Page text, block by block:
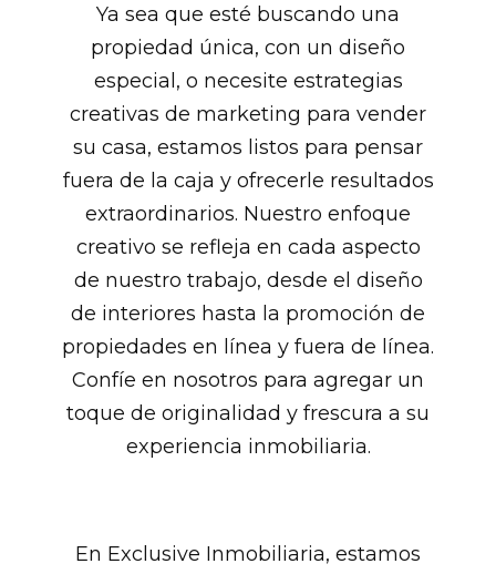
Ya sea que esté buscando una
propiedad única, con un diseño
especial, o necesite estrategias
creativas de marketing para vender
su casa, estamos listos para pensar
fuera de la caja y ofrecerle resultados
extraordinarios. Nuestro enfoque
creativo se refleja en cada aspecto
de nuestro trabajo, desde el diseño
de interiores hasta la promoción de
propiedades en línea y fuera de línea.
Confíe en nosotros para agregar un
toque de originalidad y frescura a su
experiencia inmobiliaria.
En Exclusive Inmobiliaria, estamos